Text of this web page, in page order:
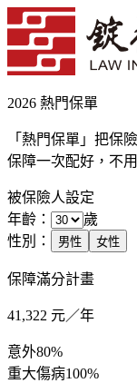
2026 熱門保單
「熱門保單」把保
保障一次配好，不
被保險人設定
年齡：
歲
性別：
男性 女性
保障滿分計畫
41,322 元／年
意外80%
重大傷病100%